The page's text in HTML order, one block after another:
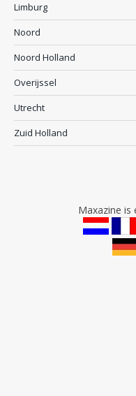
Limburg
Noord
Noord Holland
Overijssel
Utrecht
Zuid Holland
Maxazine is